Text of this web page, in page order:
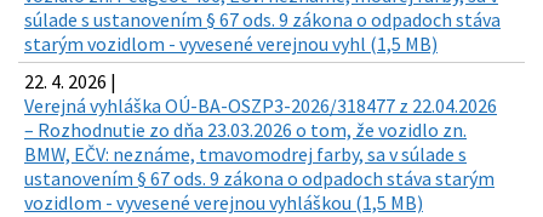
súlade s ustanovením § 67 ods. 9 zákona o odpadoch stáva
starým vozidlom - vyvesené verejnou vyhl (1,5 MB)
22. 4. 2026 |
Verejná vyhláška OÚ-BA-OSZP3-2026/318477 z 22.04.2026
– Rozhodnutie zo dňa 23.03.2026 o tom, že vozidlo zn.
BMW, EČV: neznáme, tmavomodrej farby, sa v súlade s
ustanovením § 67 ods. 9 zákona o odpadoch stáva starým
vozidlom - vyvesené verejnou vyhláškou (1,5 MB)